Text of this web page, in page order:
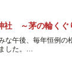
社 ～茅の輪くぐ
な午後、毎年恒例の
した。…